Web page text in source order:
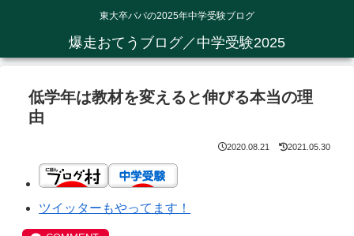
東大卒パパの2025年中学受験ブログ
爆走おてうブログ／中学受験2025
低学年は教材を変えると伸びる本当の理
由
2020.08.21 2021.05.30
ツイッターもやってます！